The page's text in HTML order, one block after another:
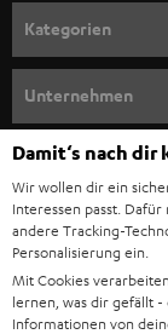
n
m
e
l
d
u
n
g
Kategorien
SOUNDBAR
HIFI-LAUTSPRECHER
SMART HOME
Unternehmen
SUPPORT
KARRIERE
PRESSE &
Teufel
DEUTSCHLAND
ÖSTERREICH
Damit‘s nach
Wir wollen dir ein
Interessen passt.
andere Tracking-
Personalisierung ein.
Mit Cookies
lernen, was dir gefällt
Informationen von